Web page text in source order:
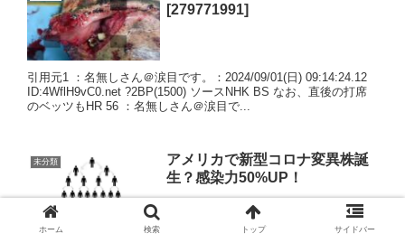
[279771991]
引用元1 ：名無しさん＠涙目です。：2024/09/01(日) 09:14:24.12
ID:4WflH9vC0.net ?2BP(1500) ソースNHK BS なお、直後の打席
のベッツもHR 56 ：名無しさん＠涙目で...
未分類
アメリカで新型コロナ変異株誕
生？感染力50%UP！
引用元1 ：：2021/01/09(土) 12:27:08.85 ID:FjTm9xnq0●.net ?
ホーム 検索 トップ サイドバー